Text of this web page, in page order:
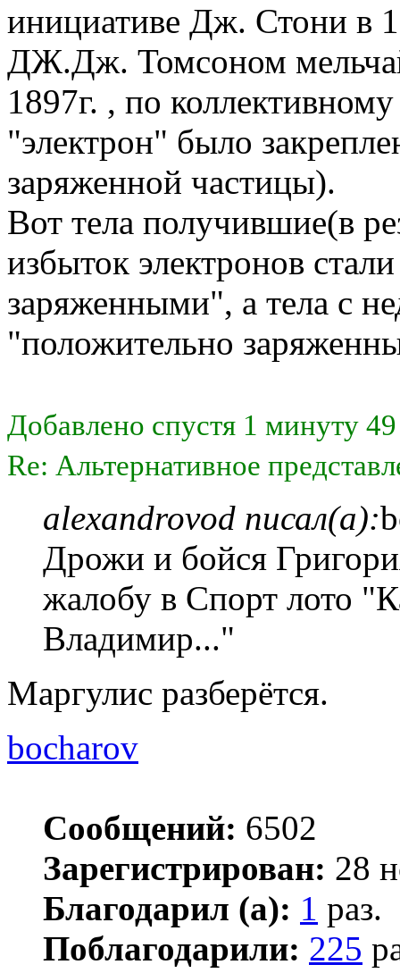
инициативе Дж. Стони в
ДЖ.Дж. Томсоном
1897г. , по
"электрон" было
заряженной частицы).
Вот тела получившие(в
избыток электронов
заряженными", а тела с
"положительно
Добавлено спустя 1 минуту
Re: Альтернативное
alexandrovod писал(а):
Дрожи и бойся
жалобу в Спорт лото
Владимир..."
Маргулис разберётся.
bocharov
Сообщений: 6502
Зарегистрирован: 28
Благодарил (а): 1 раз.
Поблагодарили: 225